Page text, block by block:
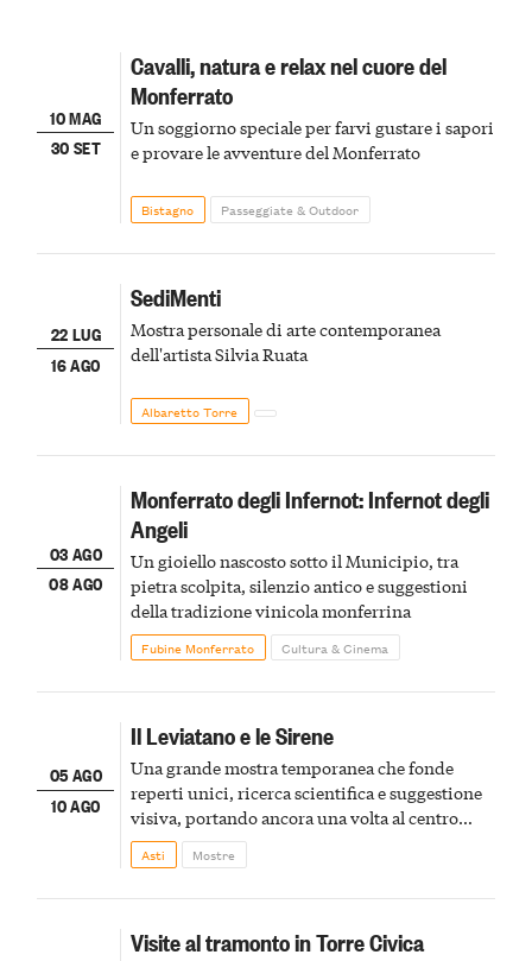
10 MAG
30 SET
Cavalli, natura e relax nel cuore del
Monferrato
Un soggiorno speciale per farvi gustare i sapori
e provare le avventure del Monferrato
Bistagno Passeggiate & Outdoor
22 LUG
16 AGO
SediMenti
Mostra personale di arte contemporanea
dell'artista Silvia Ruata
Albaretto Torre
03 AGO
08 AGO
Monferrato degli Infernot: Infernot degli
Angeli
Un gioiello nascosto sotto il Municipio, tra
pietra scolpita, silenzio antico e suggestioni
della tradizione vinicola monferrina
Fubine Monferrato Cultura & Cinema
05 AGO
10 AGO
Il Leviatano e le Sirene
Una grande mostra temporanea che fonde
reperti unici, ricerca scientifica e suggestione
visiva, portando ancora una volta al centro
della scena le meraviglie del passato astigiano
Asti Mostre
Visite al tramonto in Torre Civica